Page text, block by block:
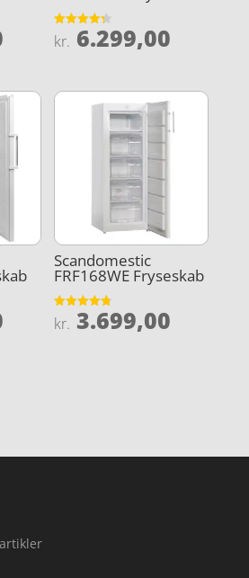
Vurderet
4.3
kr. 6.299,00
Scandomestic
FRF168WE Fryseskab
Vurderet
4.8
kr. 3.699,00